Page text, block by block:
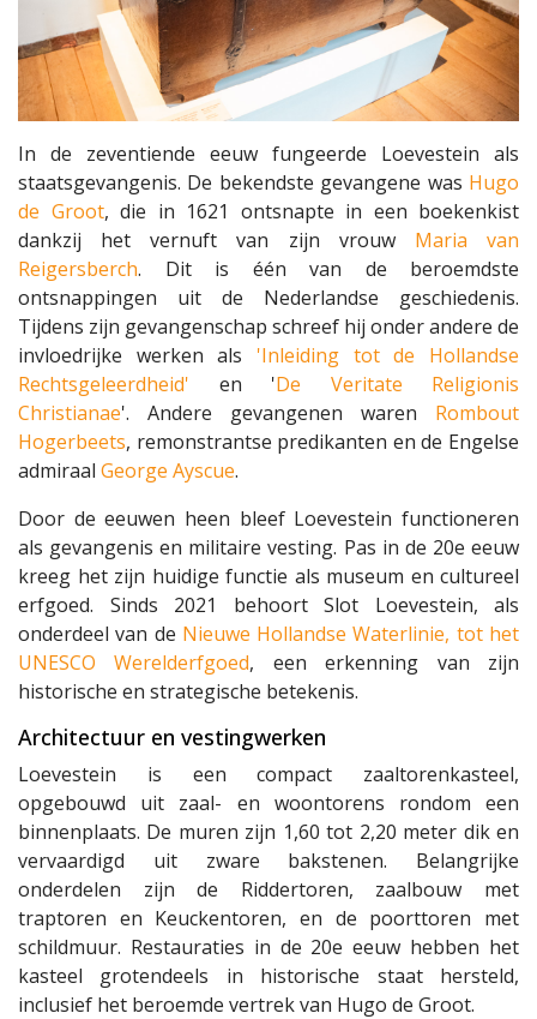
In de zeventiende eeuw fungeerde Loevestein als
staatsgevangenis. De bekendste gevangene was Hugo
de Groot, die in 1621 ontsnapte in een boekenkist
dankzij het vernuft van zijn vrouw Maria van
Reigersberch. Dit is één van de beroemdste
ontsnappingen uit de Nederlandse geschiedenis.
Tijdens zijn gevangenschap schreef hij onder andere de
invloedrijke werken als 'Inleiding tot de Hollandse
Rechtsgeleerdheid' en 'De Veritate Religionis
Christianae'. Andere gevangenen waren Rombout
Hogerbeets, remonstrantse predikanten en de Engelse
admiraal George Ayscue.
Door de eeuwen heen bleef Loevestein functioneren
als gevangenis en militaire vesting. Pas in de 20e eeuw
kreeg het zijn huidige functie als museum en cultureel
erfgoed. Sinds 2021 behoort Slot Loevestein, als
onderdeel van de Nieuwe Hollandse Waterlinie, tot het
UNESCO Werelderfgoed, een erkenning van zijn
historische en strategische betekenis.
Architectuur en vestingwerken
Loevestein is een compact zaaltorenkasteel,
opgebouwd uit zaal- en woontorens rondom een
binnenplaats. De muren zijn 1,60 tot 2,20 meter dik en
vervaardigd uit zware bakstenen. Belangrijke
onderdelen zijn de Riddertoren, zaalbouw met
traptoren en Keuckentoren, en de poorttoren met
schildmuur. Restauraties in de 20e eeuw hebben het
kasteel grotendeels in historische staat hersteld,
inclusief het beroemde vertrek van Hugo de Groot.